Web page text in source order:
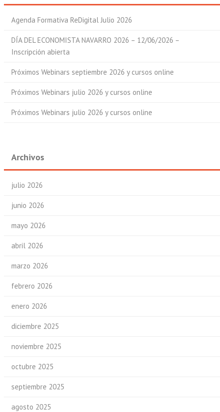
Agenda Formativa ReDigital Julio 2026
DÍA DEL ECONOMISTA NAVARRO 2026 – 12/06/2026 –
Inscripción abierta
Próximos Webinars septiembre 2026 y cursos online
Próximos Webinars julio 2026 y cursos online
Próximos Webinars julio 2026 y cursos online
Archivos
julio 2026
junio 2026
mayo 2026
abril 2026
marzo 2026
febrero 2026
enero 2026
diciembre 2025
noviembre 2025
octubre 2025
septiembre 2025
agosto 2025